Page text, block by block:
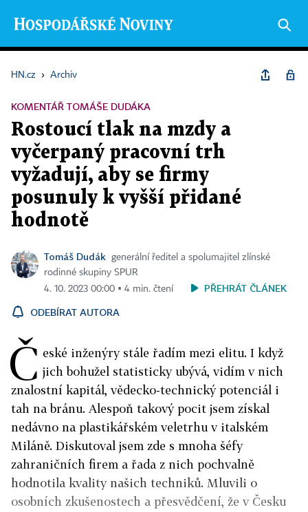
HN.cz › Archiv
KOMENTÁŘ TOMÁŠE DUDÁKA
Rostoucí tlak na mzdy a
vyčerpaný pracovní trh
vyžadují, aby se firmy
posunuly k vyšší přidané
hodnotě
Tomáš Dudák
generální ředitel a spolumajitel zlínské
rodinné skupiny SPUR
4. 10. 2023 00:00 ▪ 4 min. čtení
PŘEHRÁT ČLÁNEK
ODEBÍRAT AUTORA
Č eské inženýry stále řadím mezi elitu. I když
jich bohužel statisticky ubývá, vidím v nich
znalostní kapitál, vědecko-technický potenciál i
tah na bránu. Alespoň takový pocit jsem získal
nedávno na plastikářském veletrhu v italském
Miláně. Diskutoval jsem zde s mnoha šéfy
zahraničních firem a řada z nich pochvalně
hodnotila kvality našich techniků. Mluvili o
osobních zkušenostech a přesvědčení, že v Česku